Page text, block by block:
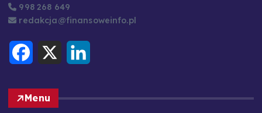
998 268 649
redakcja@finansoweinfo.pl
o
o
k
X
I
Menu